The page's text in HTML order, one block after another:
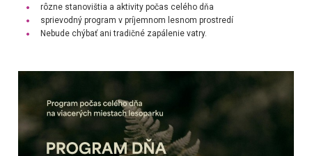
rôzne stanovištia a aktivity počas celého dňa
sprievodný program v príjemnom lesnom prostredí
Nebude chýbať ani tradičné zapálenie vatry.